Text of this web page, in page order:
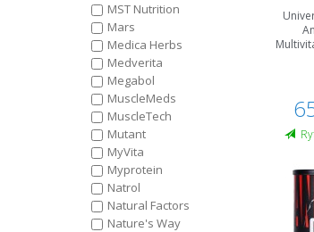
MST Nutrition
Mars
Medica Herbs
Medverita
Megabol
MuscleMeds
MuscleTech
Mutant
MyVita
Myprotein
Natrol
Natural Factors
Nature's Way